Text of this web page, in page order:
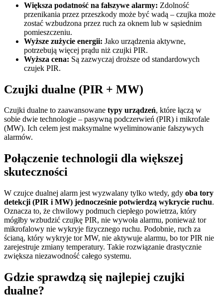
Większa podatność na fałszywe alarmy: Zdolność
przenikania przez przeszkody może być wadą – czujka może
zostać wzbudzona przez ruch za oknem lub w sąsiednim
pomieszczeniu.
Wyższe zużycie energii: Jako urządzenia aktywne,
potrzebują więcej prądu niż czujki PIR.
Wyższa cena: Są zazwyczaj droższe od standardowych
czujek PIR.
Czujki dualne (PIR + MW)
Czujki dualne to zaawansowane typy urządzeń, które łączą w
sobie dwie technologie – pasywną podczerwień (PIR) i mikrofale
(MW). Ich celem jest maksymalne wyeliminowanie fałszywych
alarmów.
Połączenie technologii dla większej
skuteczności
W czujce dualnej alarm jest wyzwalany tylko wtedy, gdy oba tory
detekcji (PIR i MW) jednocześnie potwierdzą wykrycie ruchu.
Oznacza to, że chwilowy podmuch ciepłego powietrza, który
mógłby wzbudzić czujkę PIR, nie wywoła alarmu, ponieważ tor
mikrofalowy nie wykryje fizycznego ruchu. Podobnie, ruch za
ścianą, który wykryje tor MW, nie aktywuje alarmu, bo tor PIR nie
zarejestruje zmiany temperatury. Takie rozwiązanie drastycznie
zwiększa niezawodność całego systemu.
Gdzie sprawdzą się najlepiej czujki
dualne?